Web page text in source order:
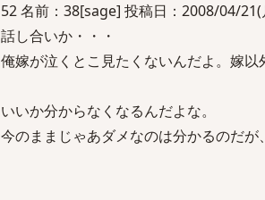
52 名前：38[sage] 投稿日：2008/04/21(
話し合いか・・・
俺嫁が泣くとこ見たくないんだよ。嫁
いいか分からなくなるんだよな。
今のままじゃあダメなのは分かるのだ